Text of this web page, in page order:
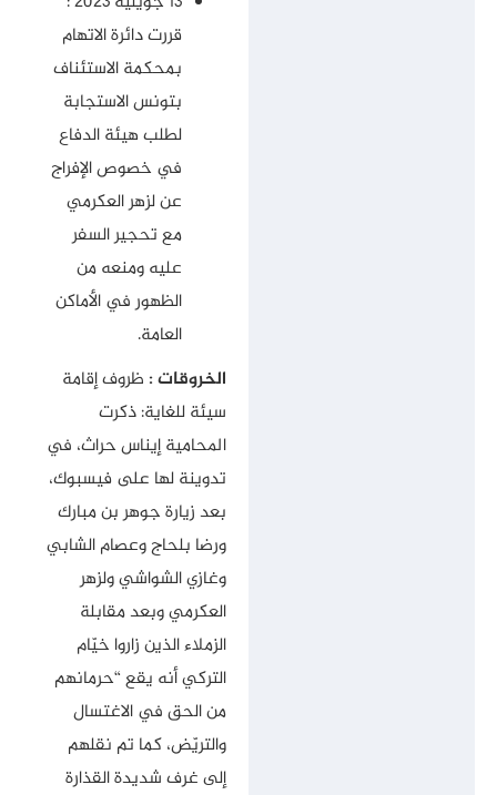
قررت دائرة الاتهام
بمحكمة الاستئناف
بتونس الاستجابة
لطلب هيئة الدفاع
في خصوص الإفراج
عن لزهر العكرمي
مع تحجير السفر
عليه ومنعه من
الظهور في الأماكن
العامة.
الخروقات :ظروف إقامة
سيئة للغاية: ذكرت
المحامية إيناس حراث، في
تدوينة لها على فيسبوك،
بعد زيارة جوهر بن مبارك
ورضا بلحاج وعصام الشابي
وغازي الشواشي ولزهر
العكرمي وبعد مقابلة
الزملاء الذين زاروا خيّام
التركي أنه يقع “حرمانهم
من الحق في الاغتسال
والتريّض، كما تم نقلهم
إلى غرف شديدة القذارة